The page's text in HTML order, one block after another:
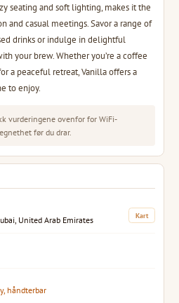
seating and soft lighting, makes it the
and casual meetings. Savor a range of
drinks or indulge in delightful
your brew. Whether you’re a coffee
a peaceful retreat, Vanilla offers a
to enjoy.
vurderingene ovenfor for WiFi-
før du drar.
United Arab Emirates Kart
håndterbar